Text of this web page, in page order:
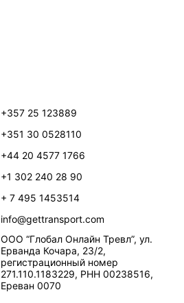
+357 25 123889
+351 30 0528110
+44 20 4577 1766
+1 302 240 28 90
+ 7 495 1453514
info@gettransport.com
ООО “Глобал Онлайн Тревл”, ул.
Ерванда Кочара, 23/2,
регистрационный номер
271.110.1183229, РНН 00238516,
Ереван 0070